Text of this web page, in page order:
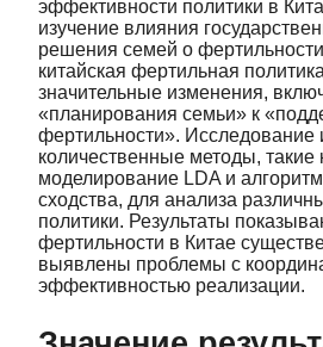
эффективности политики в
изучение влияния
решения семей о
китайская фертильная
значительные изменения,
«планирования семьи» к
фертильности». Исследование
количественные методы, такие
моделирование LDA и
сходства, для анализа
политики. Результаты
фертильности в Китае
выявлены проблемы с
эффективностью реализации.